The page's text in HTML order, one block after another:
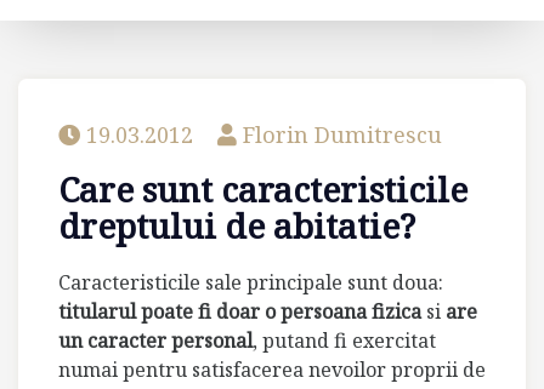
19.03.2012 Florin Dumitrescu
Care sunt caracteristicile
dreptului de abitatie?
Caracteristicile sale principale sunt doua:
titularul poate fi doar o persoana fizicasi are
un caracter personal, putand fi exercitat
numai pentru satisfacerea nevoilor proprii de